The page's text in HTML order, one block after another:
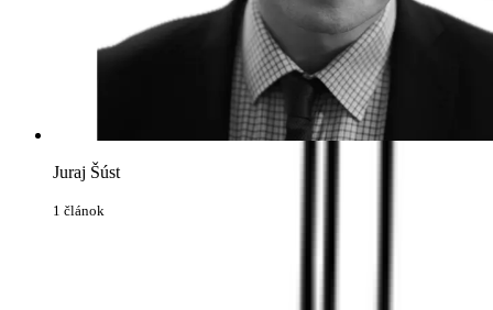
Juraj Šúst
1 článok